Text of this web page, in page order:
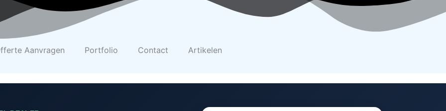
Aanvragen Portfolio Contact Artikelen